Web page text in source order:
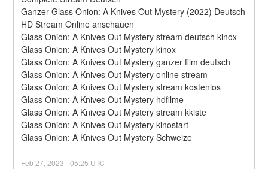
Ganzer Glass Onion: A Knives Out Mystery (2022) Deutsch
HD Stream Online anschauen
Glass Onion: A Knives Out Mystery stream deutsch kinox
Glass Onion: A Knives Out Mystery kinox
Glass Onion: A Knives Out Mystery ganzer film deutsch
Glass Onion: A Knives Out Mystery online stream
Glass Onion: A Knives Out Mystery stream kostenlos
Glass Onion: A Knives Out Mystery hdfilme
Glass Onion: A Knives Out Mystery stream kkiste
Glass Onion: A Knives Out Mystery kinostart
Glass Onion: A Knives Out Mystery Schweize
Feb27 ,2023 -05:25 UTC